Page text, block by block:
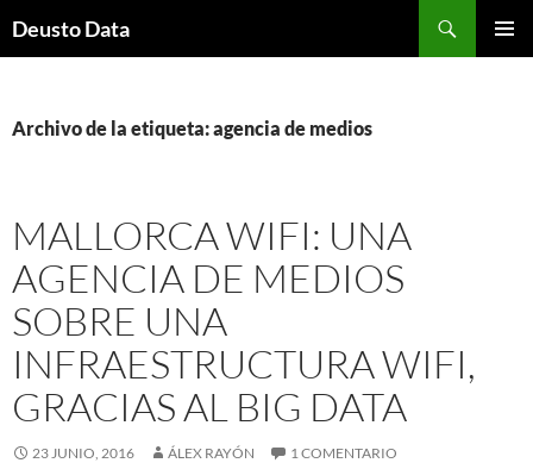
Deusto Data
Archivo de la etiqueta: agencia de medios
MALLORCA WIFI: UNA
AGENCIA DE MEDIOS
SOBRE UNA
INFRAESTRUCTURA WIFI,
GRACIAS AL BIG DATA
23 JUNIO, 2016 ÁLEX RAYÓN 1 COMENTARIO